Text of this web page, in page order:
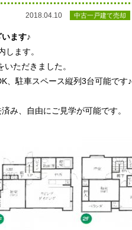
2018.04.10 中古一戸建て売却
ます♪
します。
いただきました。
、駐車スペース縦列3台可能です♪
み、自由にご見学が可能です。